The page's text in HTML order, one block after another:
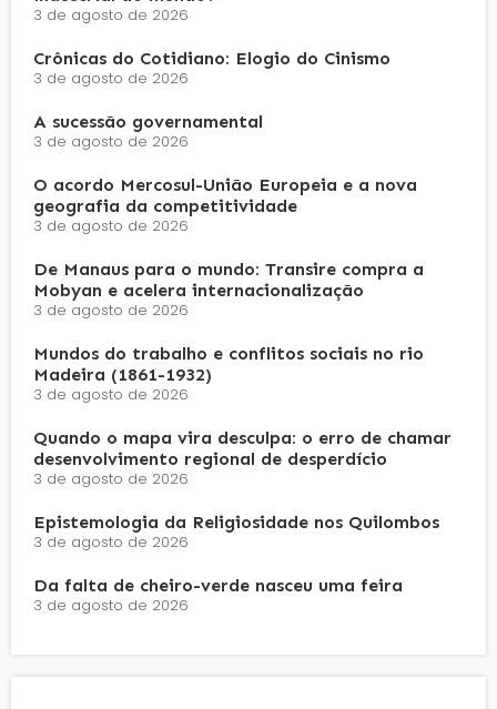
3 de agosto de 2026
Crônicas do Cotidiano: Elogio do Cinismo
3 de agosto de 2026
A sucessão governamental
3 de agosto de 2026
O acordo Mercosul-União Europeia e a nova
geografia da competitividade
3 de agosto de 2026
De Manaus para o mundo: Transire compra a
Mobyan e acelera internacionalização
3 de agosto de 2026
Mundos do trabalho e conflitos sociais no rio
Madeira (1861-1932)
3 de agosto de 2026
Quando o mapa vira desculpa: o erro de chamar
desenvolvimento regional de desperdício
3 de agosto de 2026
Epistemologia da Religiosidade nos Quilombos
3 de agosto de 2026
Da falta de cheiro-verde nasceu uma feira
3 de agosto de 2026